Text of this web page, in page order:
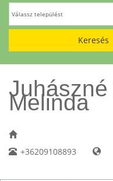
Keresés
Melinda
+36209108893